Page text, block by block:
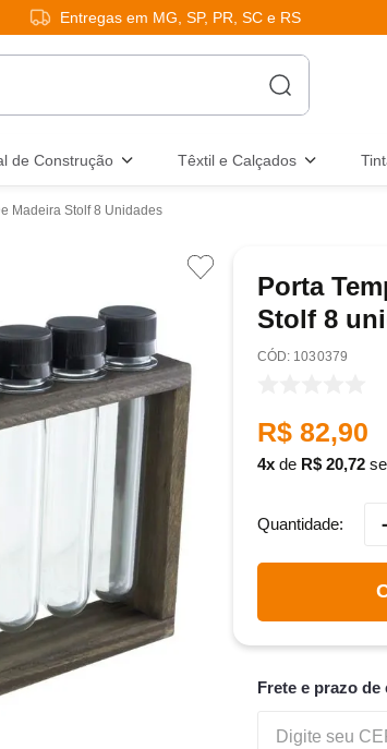
Entregas em MG, SP, PR, SC e RS
de Construção Têxtil e Calçados
Madeira Stolf 8 Unidades
Porta
Stolf 8
: 1030379
R$ 82,90
4 de R$ 20,72
Quantidade
Frete e prazo de